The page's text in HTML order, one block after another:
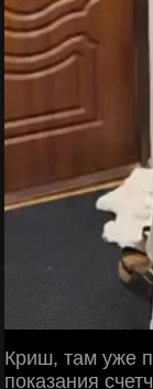
Криш, там уже
показания